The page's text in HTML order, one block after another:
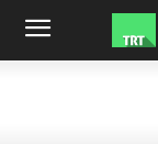
ΑΡΧΙΚΗ